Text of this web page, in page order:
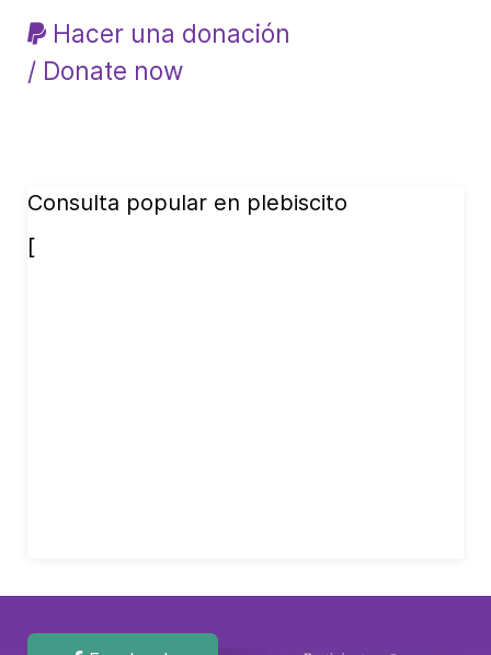
Hacer una donación
/ Donate now
Consulta popular en plebiscito
[